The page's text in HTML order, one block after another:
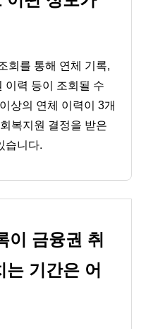
회를 통해 연체 기록,
이력 등이 조회될 수
상의 연체 이력이 3개
복지원 결정을 받은
습니다.
이 금융권 취
는 기간은 어